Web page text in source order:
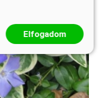
Elfogadom